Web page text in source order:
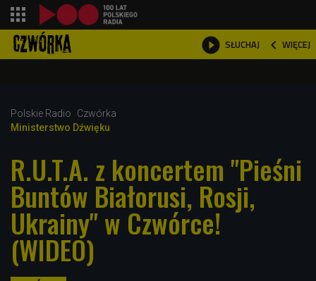
 SŁUCHAJ  WIĘCEJ

Polskie Radio
Czwórka
Ministerstwo Dźwięku
R.U.T.A. z koncertem "Pieśni
Buntów Białorusi, Rosji,
Ukrainy" w Czwórce!
(WIDEO)